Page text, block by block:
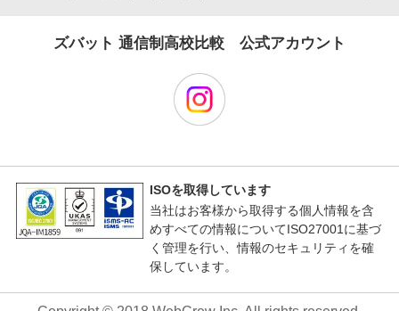
ズバット 通信制高校比較 公式アカウント
ISOを取得しています
当社はお客様から取得する個人情報を含
めすべての情報についてISO27001に基づ
く管理を行い、情報のセキュリティを確
保しています。